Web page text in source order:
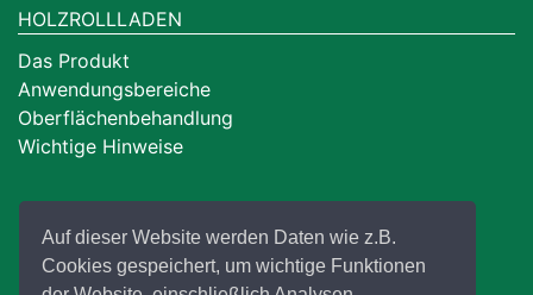
Auf dieser Website werden Daten wie z.B.
Cookies gespeichert, um wichtige Funktionen
HOLZROLLLADEN
Das Produkt
Anwendungsbereiche
Oberflächenbehandlung
Wichtige Hinweise